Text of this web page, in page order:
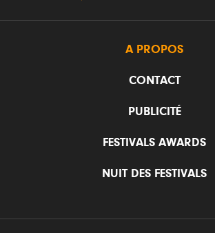
A PROPOS
CONTACT
PUBLICITÉ
FESTIVALS AWARDS
NUIT DES FESTIVALS